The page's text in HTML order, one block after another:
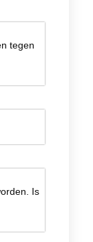
tegen
Is